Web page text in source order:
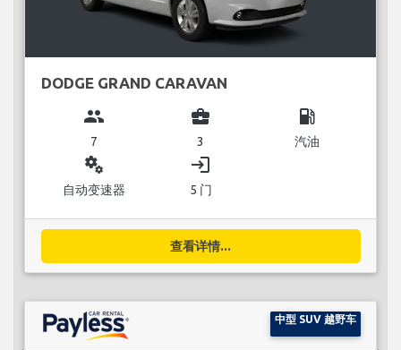
DODGE GRAND CARAVAN
group
7
business_center
3
local_gas_station
汽油
miscellaneous_services
自动变速器
login
5 门
查看详情...
中型 SUV 越野车